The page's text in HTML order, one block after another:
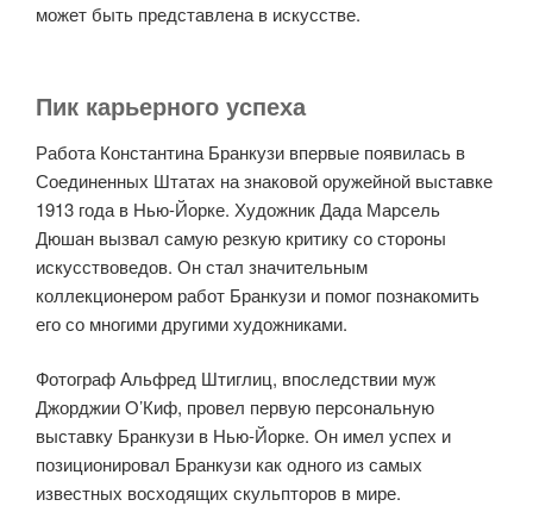
может быть представлена в искусстве.
Пик карьерного успеха
Работа Константина Бранкузи впервые появилась в
Соединенных Штатах на знаковой оружейной выставке
1913 года в Нью-Йорке. Художник Дада Марсель
Дюшан вызвал самую резкую критику со стороны
искусствоведов. Он стал значительным
коллекционером работ Бранкузи и помог познакомить
его со многими другими художниками.
Фотограф Альфред Штиглиц, впоследствии муж
Джорджии О’Киф, провел первую персональную
выставку Бранкузи в Нью-Йорке. Он имел успех и
позиционировал Бранкузи как одного из самых
известных восходящих скульпторов в мире.